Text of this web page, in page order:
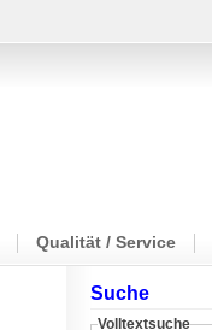
Qualität / Service
Suche
Volltextsuche